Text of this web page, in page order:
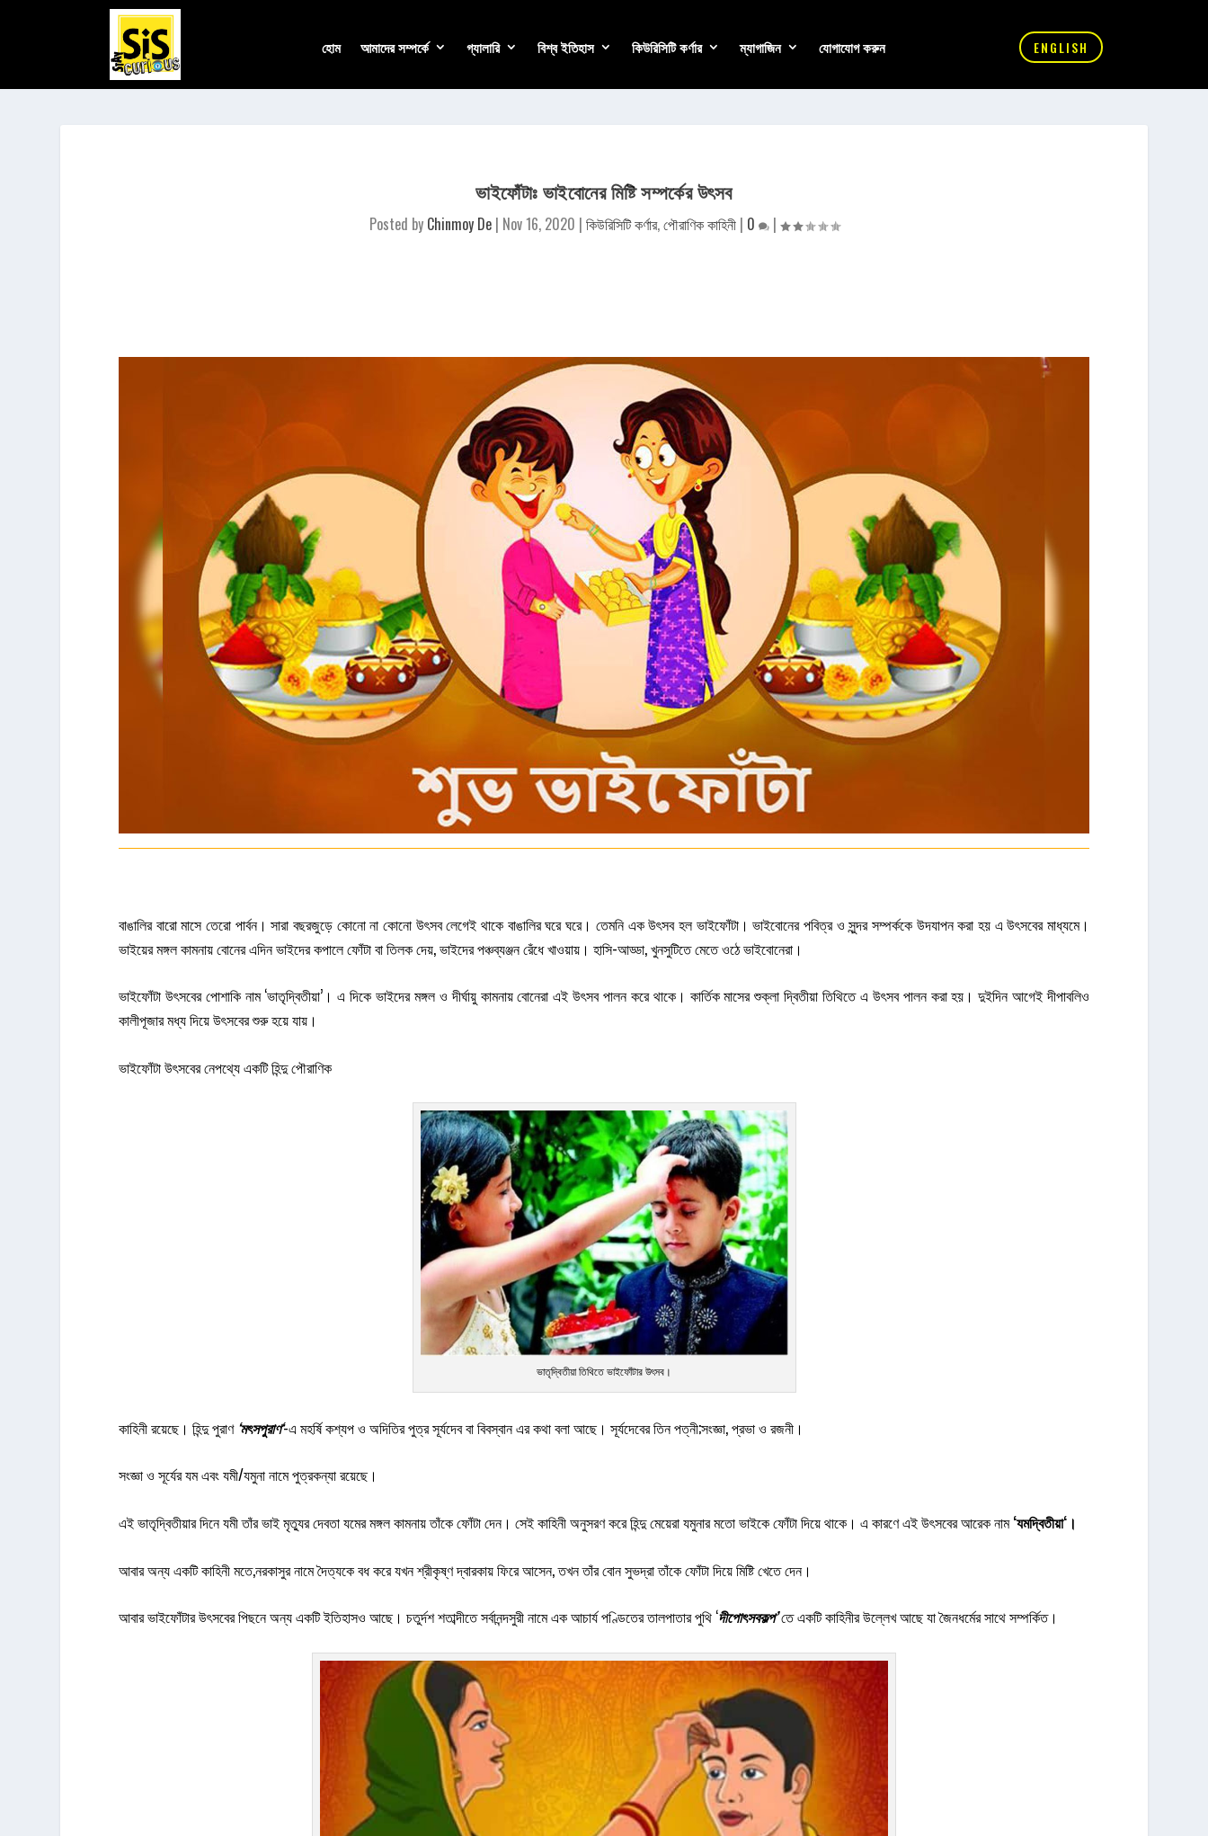
হোম আমাদের সম্পর্কে গ্যালারি বিশ্ব ইতিহাস কিউরিসিটি কর্ণার ম্যাগাজিন যোগাযোগ করুন ENGLISH
ভাইফোঁটাঃ ভাইবোনের মিষ্টি সম্পর্কের উৎসব
Posted by Chinmoy De| Nov 16, 2020 | কিউরিসিটি কর্ণার,পৌরাণিক কাহিনী| 0 |
বাঙালির বারো মাসে তেরো পার্বন। সারা বছরজুড়ে কোনো না কোনো উৎসব লেগেই থাকে বাঙালির ঘরে ঘরে। তেমনি এক উৎসব হল ভাইফোঁটা। ভাইবোনের পবিত্র ও সুন্দর সম্পর্ককে উদযাপন করা হয় এ উৎসবের মাধ্যমে।
ভাইয়ের মঙ্গল কামনায় বোনের এদিন ভাইদের কপালে ফোঁটা বা তিলক দেয়, ভাইদের পঞ্চব্যঞ্জন রেঁধে খাওয়ায়। হাসি-আড্ডা, খুনসুটিতে মেতে ওঠে ভাইবোনেরা।
ভাইফোঁটা উৎসবের পোশাকি নাম ‘ভাতৃদ্বিতীয়া’। এ দিকে ভাইদের মঙ্গল ও দীর্ঘায়ু কামনায় বোনেরা এই উৎসব পালন করে থাকে। কার্তিক মাসের শুক্লা দ্বিতীয়া তিথিতে এ উৎসব পালন করা হয়। দুইদিন আগেই দীপাবলিও
কালীপূজার মধ্য দিয়ে উৎসবের শুরু হয়ে যায়।
ভাইফোঁটা উৎসবের নেপথ্যে একটি হিন্দু পৌরাণিক
ভাতৃদ্বিতীয়া তিথিতে ভাইফোঁটার উৎসব।
কাহিনী রয়েছে। হিন্দু পুরাণ ‘মৎসপুরাণ‘-এ মহর্ষি কশ্যপ ও অদিতির পুত্র সূর্যদেব বা বিবস্বান এর কথা বলা আছে। সূর্যদেবের তিন পত্নী;সংজ্ঞা, প্রভা ও রজনী।
সংজ্ঞা ও সূর্যের যম এবং যমী/যমুনা নামে পুত্রকন্যা রয়েছে।
এই ভাতৃদ্বিতীয়ার দিনে যমী তাঁর ভাই মৃত্যুর দেবতা যমের মঙ্গল কামনায় তাঁকে ফোঁটা দেন। সেই কাহিনী অনুসরণ করে হিন্দু মেয়েরা যমুনার মতো ভাইকে ফোঁটা দিয়ে থাকে। এ কারণে এই উৎসবের আরেক নাম‘যমদ্বিতীয়া‘ ।
আবার অন্য একটি কাহিনী মতে,নরকাসুর নামে দৈত্যকে বধ করে যখন শ্রীকৃষ্ণ দ্বারকায় ফিরে আসেন, তখন তাঁর বোন সুভদ্রা তাঁকে ফোঁটা দিয়ে মিষ্টি খেতে দেন।
আবার ভাইফোঁটার উৎসবের পিছনে অন্য একটি ইতিহাসও আছে। চতুর্দশ শতাব্দীতে সর্বানন্দসুরী নামে এক আচার্য পণ্ডিতের তালপাতার পুথি ‘দীপোৎসবকল্প’তে একটি কাহিনীর উল্লেখ আছে যা জৈনধর্মের সাথে সম্পর্কিত।